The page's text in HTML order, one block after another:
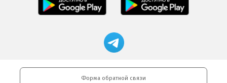
загрузить
приложение
Professional
загрузить
Play
в
приложение
Магазин
профессиональной
Professional
и
Форма обратной связи